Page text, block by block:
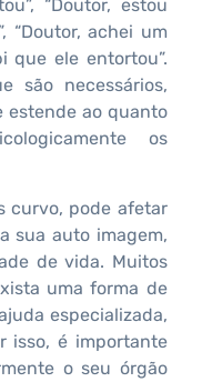
“Doutor, estou
“Doutor, achei um
que ele entortou”.
são necessários,
estende ao quanto
os
curvo, pode afetar
sua auto imagem,
de vida. Muitos
uma forma de
especializada,
isso, é importante
o seu órgão